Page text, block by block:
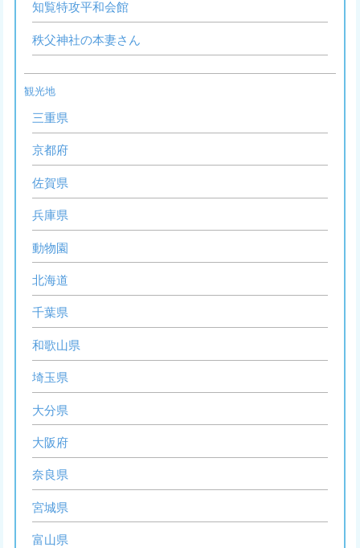
知覧特攻平和会館
秩父神社の本妻さん
観光地
三重県
京都府
佐賀県
兵庫県
動物園
北海道
千葉県
和歌山県
埼玉県
大分県
大阪府
奈良県
宮城県
富山県